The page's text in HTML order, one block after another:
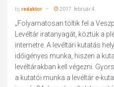
byredaktor 2017. február 4.
„Folyamatosan töltik fel a
Levéltár iratanyagát, köztük a
internetre. A levéltári kutatás
időigényes munka, hiszen a
levéltárakban kell végezni.
a kutatói munka a levéltár e-